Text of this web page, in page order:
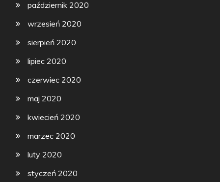
październik 2020
wrzesień 2020
sierpień 2020
lipiec 2020
czerwiec 2020
maj 2020
kwiecień 2020
marzec 2020
luty 2020
styczeń 2020